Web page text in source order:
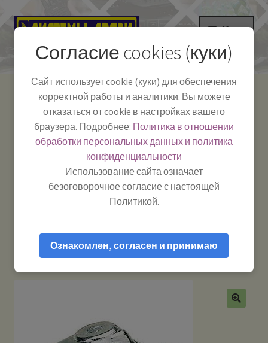
Перейти
навигации
Перейти
содержимому
Меню
Как пользоваться
Полезная информация
Мой аккаунт
Системы Связи:
г. Красноярск, ул.
Работаем:Пн-Пт:
10:00–18:00
-
Телефон:+7-
391-249-1040
Тел.|WA|Telegram:
+79029904090
кронштейны для антенн и держатели для гаджетов
GRONDA-
27 ALAN — Крепление (основание) для врезных антенн
Согласие cookies (куки)
Сайт использует cookie (куки) для обеспечения
корректной работы и аналитики. Вы можете
отказаться от cookie в настройках вашего
браузера. Подробнее: Политика в отношении
обработки персональных данных и политика
конфиденциальности
Использование сайта означает
безоговорочное согласие с настоящей
Политикой.
Ознакомлен, согласен и принимаю